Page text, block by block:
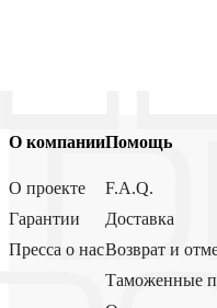
О компании
О проекте
Гарантии
Пресса о нас
Помощь
F.A.Q.
Доставка
Возврат и
Таможенные